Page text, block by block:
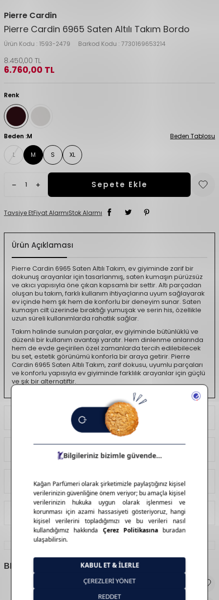
Pierre Cardin
Pierre Cardin 6965 Saten Altılı Takım Bordo
Ürün Kodu : 1593-2479 Barkod Kodu : 7730169653214
8.450,00 TL
6.760,00 TL
Renk
Beden :M Beden Tablosu
L M S XL
Sepete Ekle
Tavsiye EtFiyat AlarmıStok Alarmı
Ürün Açıklaması
Pierre Cardin 6965 Saten Altılı Takım, ev giyiminde zarif bir
dokunuş arayanlar için tasarlanmış, saten kumaşın pürüzsüz
ve akıcı yapısıyla öne çıkan kapsamlı bir settir. Altı parçadan
oluşan bu takım, farklı kullanım ihtiyaçlarına uyum sağlayarak
ev içinde hem şık hem de konforlu bir deneyim sunar. Saten
kumaşın cilt üzerinde bıraktığı yumuşak ve serin his, özellikle
uzun süreli kullanımlarda rahatlık sağlar.
Takım halinde sunulan parçalar, ev giyiminde bütünlüklü ve
düzenli bir kullanım avantajı yaratır. Hem dinlenme anlarında
hem de evde geçirilen özel zamanlarda tercih edilebilecek
bu set, estetik görünümü konforla bir araya getirir. Pierre
Cardin 6965 Saten Altılı Takım, zarif dokusu, uyumlu parçaları
ve konforlu yapısıyla ev giyiminde farklılık arayanlar için güçlü
ve şık bir alternatiftir.
Ödeme Seçenekleri
Tavsiye Et
İade Koşulları
BENZER